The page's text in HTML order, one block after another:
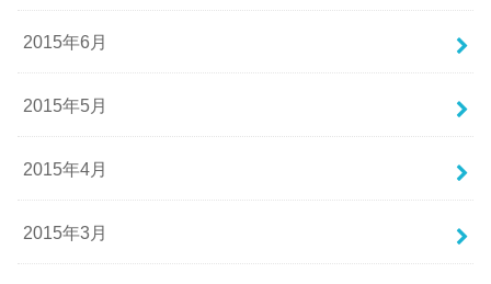
2015年6月
2015年5月
2015年4月
2015年3月